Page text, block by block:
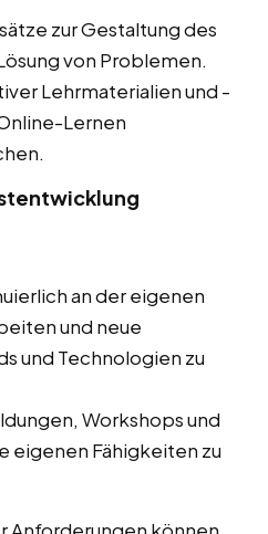
zur Gestaltung des
von Problemen.
Lehrmaterialien und -
Lernen
an der eigenen
und neue
und Technologien zu
Workshops und
eigenen Fähigkeiten zu